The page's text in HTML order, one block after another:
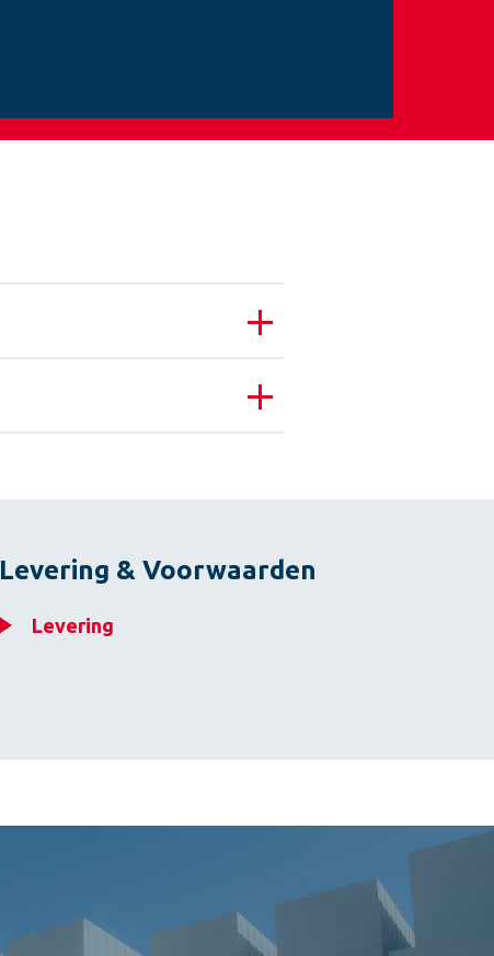
Levering & Voorwaarden
Levering